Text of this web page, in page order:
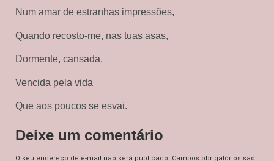
Num amar de estranhas impressões,
Quando recosto-me, nas tuas asas,
Dormente, cansada,
Vencida pela vida
Que aos poucos se esvai.
Deixe um comentário
O seu endereço de e-mail não será publicado. Campos obrigatórios são